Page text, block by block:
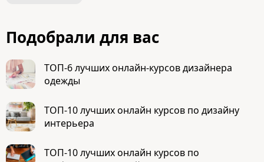
Подобрали для вас
ТОП-6 лучших онлайн-курсов дизайнера
одежды
ТОП-10 лучших онлайн курсов по дизайну
интерьера
ТОП-10 лучших онлайн курсов по